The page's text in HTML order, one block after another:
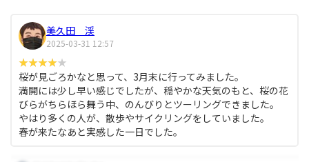
美久田 渓
2025-03-31 12:57
桜が見ごろかなと思って、3月末に行ってみました。
満開には少し早い感じでしたが、穏やかな天気のもと、桜の花
びらがちらほら舞う中、のんびりとツーリングできました。
やはり多くの人が、散歩やサイクリングをしていました。
春が来たなあと実感した一日でした。